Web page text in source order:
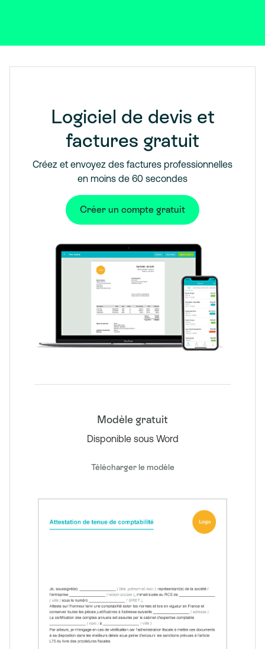
Logiciel de devis et
factures gratuit
Créez et envoyez des factures professionnelles
en moins de 60 secondes
Créer un compte gratuit
Modèle gratuit
Disponible sous Word
Télécharger le modèle